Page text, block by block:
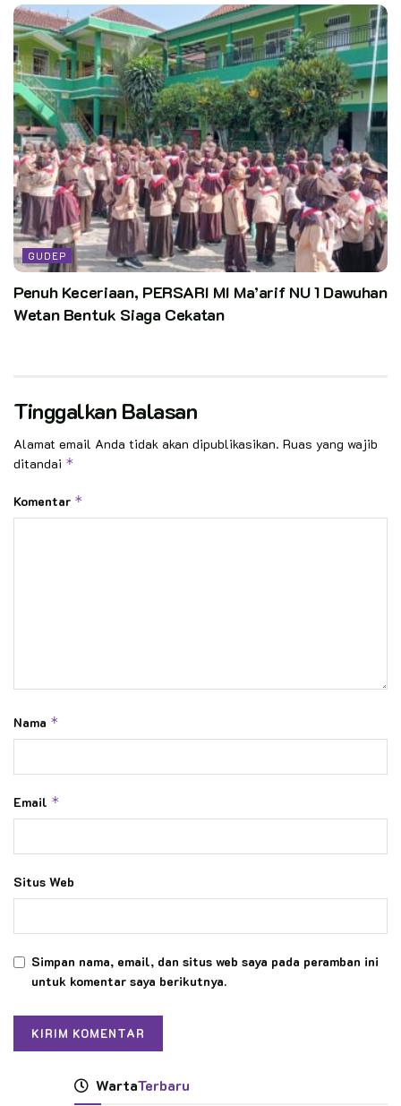
GUDEP
Penuh Keceriaan, PERSARI MI Ma’arif NU 1 Dawuhan
Wetan Bentuk Siaga Cekatan
Tinggalkan Balasan
Alamat email Anda tidak akan dipublikasikan. Ruas yang wajib
ditandai *
Komentar *
Nama *
Email *
Situs Web
Simpan nama, email, dan situs web saya pada peramban ini
untuk komentar saya berikutnya.
WartaTerbaru